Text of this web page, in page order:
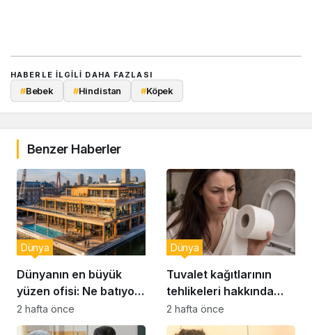
HABERLE ILGILI DAHA FAZLASI
#Bebek #Hindistan #Köpek
Benzer Haberler
Dünyanın en büyük
yüzen ofisi: Ne batıyor
ne yerinde kalıyor
Dünya
2 hafta önce
Tuvalet kağıtlarının
tehlikeleri hakkında
yeni uyarılar
Dünya
2 hafta önce